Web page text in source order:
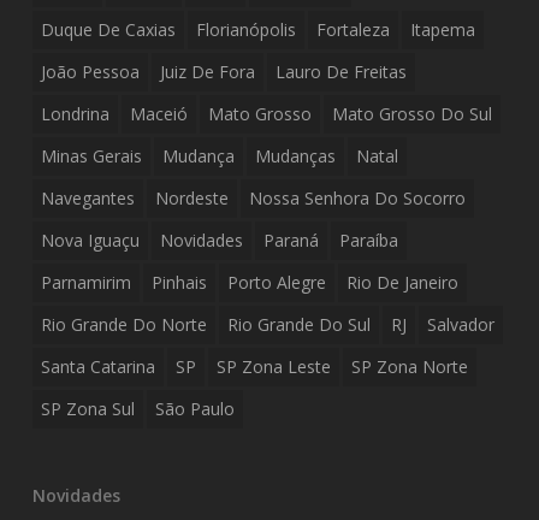
Duque De Caxias
Florianópolis Fortaleza
Itapema
João Pessoa
Juiz De Fora
Lauro De Freitas
Londrina
Maceió Mato Grosso
Mato Grosso Do Sul
Minas Gerais
Mudança Mudanças
Natal
Navegantes
Nordeste
Nossa Senhora Do Socorro
Nova Iguaçu
Novidades Paraná
Paraíba
Parnamirim
Pinhais Porto Alegre
Rio De Janeiro
Rio Grande Do Norte
Rio Grande Do Sul RJ
Salvador
Santa Catarina
SP SP Zona Leste
SP Zona Norte
SP Zona Sul
São Paulo
Novidades